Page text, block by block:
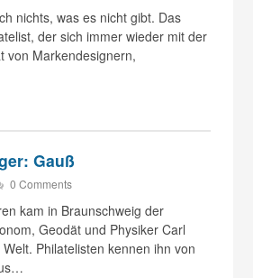
nichts, was es nicht gibt. Das
der sich immer wieder mit der
von Markendesignern,
Gauß
0 Comments
kam in Braunschweig der
Geodät und Physiker Carl
Philatelisten kennen ihn von